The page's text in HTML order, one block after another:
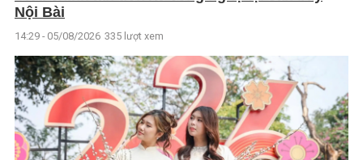
Nội Bài
14:29 - 05/08/2026 335 lượt xem